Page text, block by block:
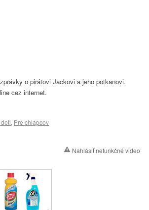
o pirátovi Jackovi a jeho potkanovi.
cez internet.
, Pre chlapcov
Nahlásiť nefunkčné video